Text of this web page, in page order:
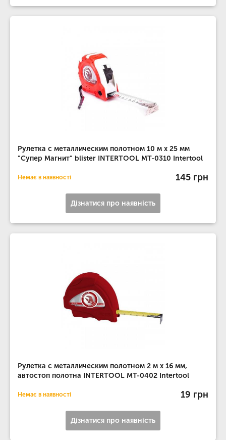
Рулетка с металлическим полотном 10 м x 25 мм
"Супер Магнит" blister INTERTOOL MT-0310 Intertool
Немає в наявності 145 грн
Дізнатися про наявність
Рулетка с металлическим полотном 2 м x 16 мм,
автостоп полотна INTERTOOL MT-0402 Intertool
Немає в наявності 19 грн
Дізнатися про наявність